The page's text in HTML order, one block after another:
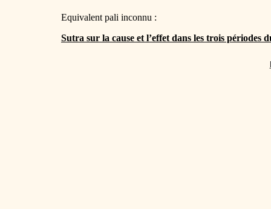
Equivalent pali inconnu :
Sutra sur la cause et l’effet dans les trois périodes